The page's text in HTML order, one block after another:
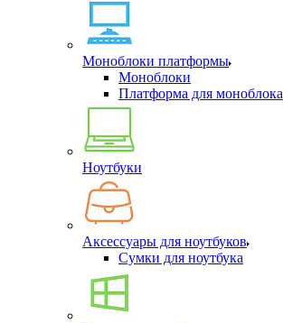
Моноблоки платформы
Моноблоки
Платформа для моноблока
Ноутбуки
Аксессуары для ноутбуков
Сумки для ноутбука